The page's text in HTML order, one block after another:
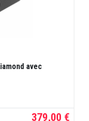
avec
379,00 €